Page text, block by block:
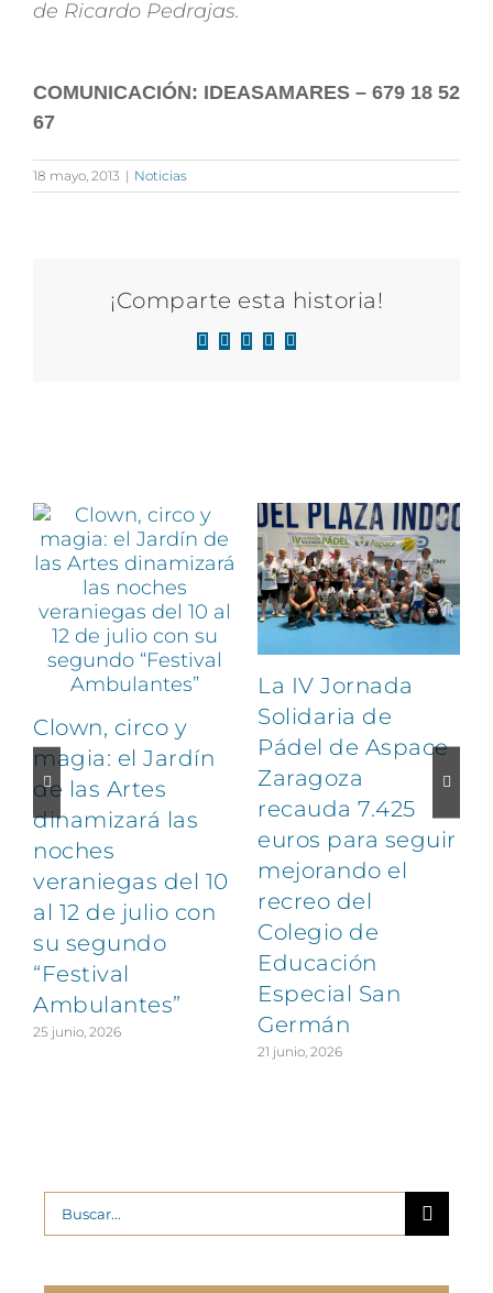
de Ricardo Pedrajas.
COMUNICACIÓN: IDEASAMARES – 679 18 52
67
18 mayo, 2013 | Noticias
¡Comparte esta historia!
Facebook
X LinkedIn
WhatsApp
Correo
Clown, circo y
magia: el Jardín
de las Artes
dinamizará las
noches
veraniegas del 10
al 12 de julio con
su segundo
“Festival
Ambulantes”
25 junio, 2026
La IV Jornada
Solidaria de
Pádel de Aspace
Zaragoza
recauda 7.425
euros para seguir
mejorando el
recreo del
Colegio de
Educación
Especial San
Germán
21 junio, 2026
Buscar: